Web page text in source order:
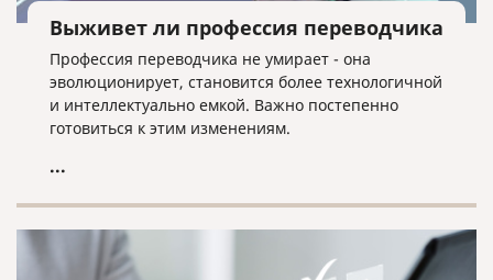
Выживет ли профессия переводчика
Профессия переводчика не умирает - она
эволюционирует, становится более технологичной
и интеллектуально емкой. Важно постепенно
готовиться к этим изменениям.
...